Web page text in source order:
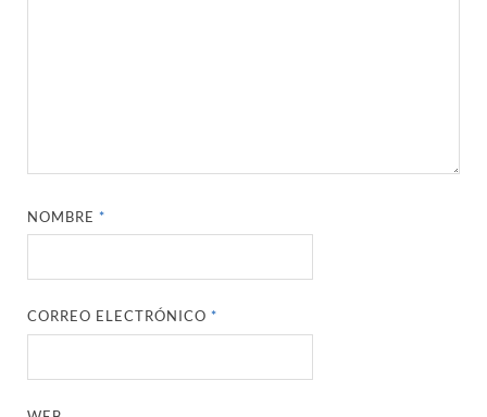
NOMBRE*
CORREO ELECTRÓNICO*